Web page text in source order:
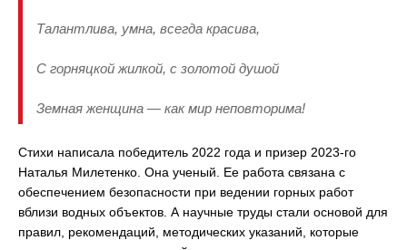
Талантлива, умна, всегда красива,
С горняцкой жилкой, с золотой душой
Земная женщина — как мир неповторима!
Стихи написала победитель 2022 года и призер 2023-го
Наталья Милетенко. Она ученый. Ее работа связана с
обеспечением безопасности при ведении горных работ
вблизи водных объектов. А научные труды стали основой для
правил, рекомендаций, методических указаний, которые